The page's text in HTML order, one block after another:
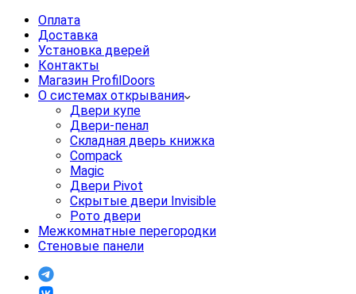
Оплата
Доставка
Установка дверей
Контакты
Магазин ProfilDoors
О системах открывания
Двери купе
Двери-пенал
Складная дверь книжка
Compack
Magic
Двери Pivot
Скрытые двери Invisible
Рото двери
Межкомнатные перегородки
Стеновые панели